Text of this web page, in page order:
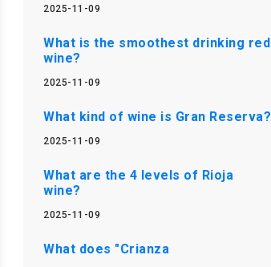
2025-11-09
What is the smoothest drinking red
wine?
2025-11-09
What kind of wine is Gran Reserva?
2025-11-09
What are the 4 levels of Rioja
wine?
2025-11-09
What does "Crianza